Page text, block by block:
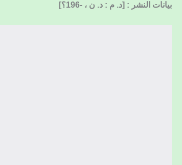
بيانات النشر : [د. م : د. ن ، -196؟]